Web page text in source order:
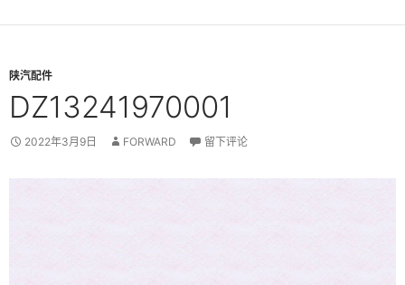
陕汽配件
DZ13241970001
2022年3月9日 FORWARD 留下评论